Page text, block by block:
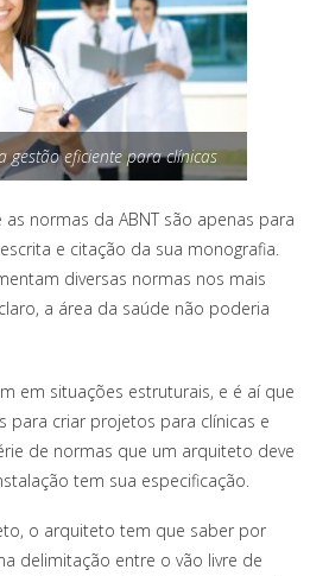
gestão eficiente para clínicas
normas da ABNT são apenas para
e citação da sua monografia.
diversas normas nos mais
a área da saúde não poderia
em situações estruturais, e é aí que
para criar projetos para clínicas e
de normas que um arquiteto deve
tem sua especificação.
o arquiteto tem que saber por
delimitação entre o vão livre de